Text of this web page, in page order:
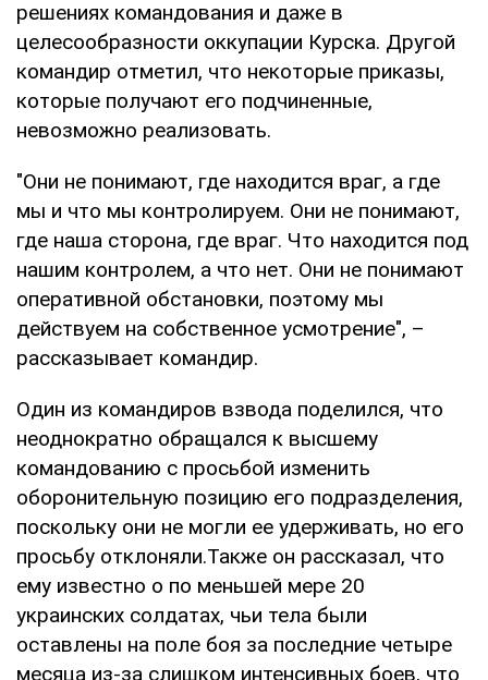
решениях командования и даже в
целесообразности оккупации Курска. Другой
командир отметил, что некоторые приказы,
которые получают его подчиненные,
невозможно реализовать.
"Они не понимают, где находится враг, а где
мы и что мы контролируем. Они не понимают,
где наша сторона, где враг. Что находится под
нашим контролем, а что нет. Они не понимают
оперативной обстановки, поэтому мы
действуем на собственное усмотрение", –
рассказывает командир.
Один из командиров взвода поделился, что
неоднократно обращался к высшему
командованию с просьбой изменить
оборонительную позицию его подразделения,
поскольку они не могли ее удерживать, но его
просьбу отклоняли.Также он рассказал, что
ему известно о по меньшей мере 20
украинских солдатах, чьи тела были
оставлены на поле боя за последние четыре
месяца из-за слишком интенсивных боев, что